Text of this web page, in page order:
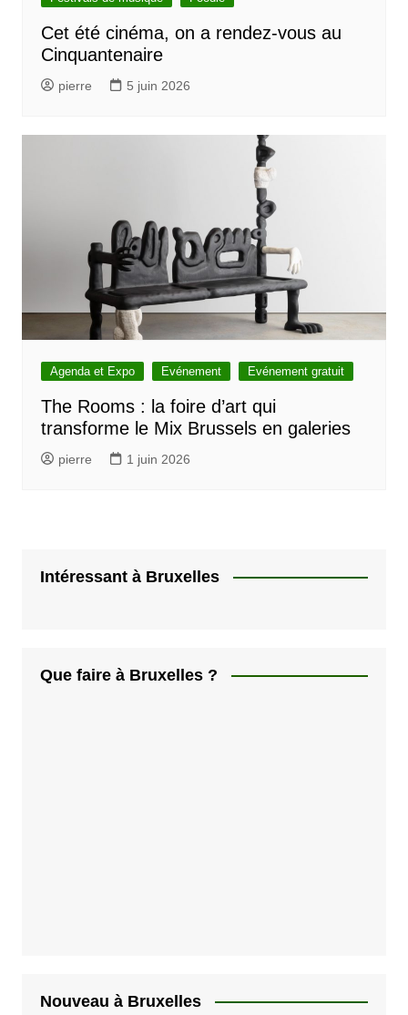
Cet été cinéma, on a rendez-vous au
Cinquantenaire
pierre 5 juin 2026
Agenda et Expo Evénement Evénement gratuit
The Rooms : la foire d’art qui
transforme le Mix Brussels en galeries
pierre 1 juin 2026
Intéressant à Bruxelles
Que faire à Bruxelles ?
Nouveau à Bruxelles